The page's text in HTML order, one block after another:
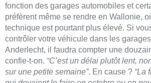
fonction des garages automobiles et
préfèrent même se rendre en Wallonie,
technique est pourtant plus élevé. Si
contrôler votre véhicule dans les
Anderlecht, il faudra compter une
confie-t-on. “C’est un délai plutôt lent,
sur une petite semaine”. En cause ? “La